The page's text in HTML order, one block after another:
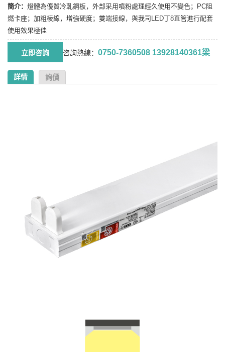
簡介： 燈體為優質冷軋鋼板，外部采用噴粉處理經久使用不變色；PC阻
燃卡座；加粗棱線，增強硬度；雙端接線，與我司LED丁8直管進行配套
使用效果極佳
咨詢熱線： 0750-7360508 13928140361梁
詳情 詢價